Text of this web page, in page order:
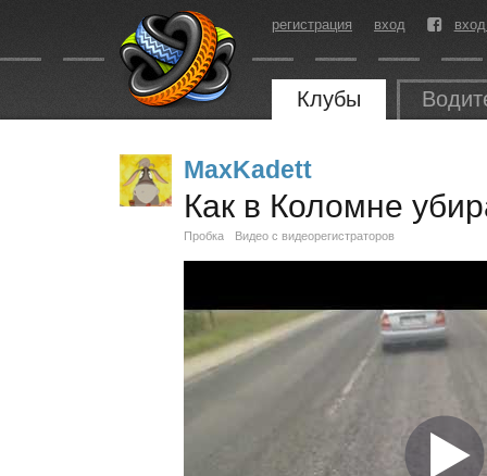
регистрация вход
Клубы
MaxKadett
Как в Коломне
Пробка Видео с видеорегистраторов